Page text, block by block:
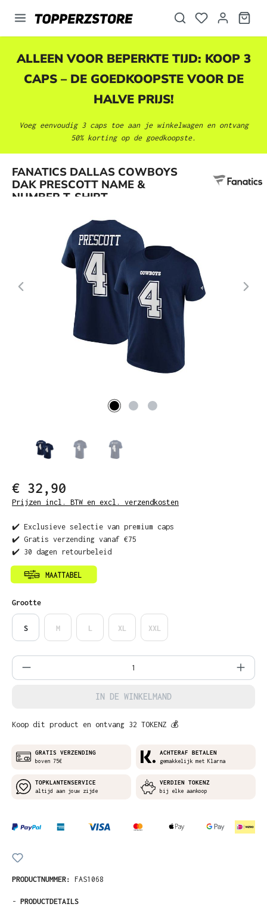
ALLEEN VOOR BEPERKTE TIJD: KOOP 3
CAPS – DE GOEDKOOPSTE VOOR DE
HALVE PRIJS!
Voeg eenvoudig 3 caps toe aan je winkelwagen en ontvang
50% korting op de goedkoopste.
FANATICS DALLAS COWBOYS
DAK PRESCOTT NAME &
NUMBER T-SHIRT
Afbeeldingengalerij overslaan
€ 32,90
Prijzen incl. BTW en excl. verzendkosten
✔️ Exclusieve selectie van premium caps
✔️ Gratis verzending vanaf €75
✔️ 30 dagen retourbeleid
Selecteer
Grootte
S M L XL XXL
Producthoeveelheid: Voer de gewenste
IN DE WINKELMAND
Koop dit product en ontvang 32 TOKENZ 💰
GRATIS VERZENDING
boven 75€
ACHTERAF BETALEN
gemakkelijk met Klarna
TOPKLANTENSERVICE
altijd aan jouw zijde
VERDIEN TOKENZ
bij elke aankoop
PRODUCTNUMMER: FAS1068
- PRODUCTDETAILS